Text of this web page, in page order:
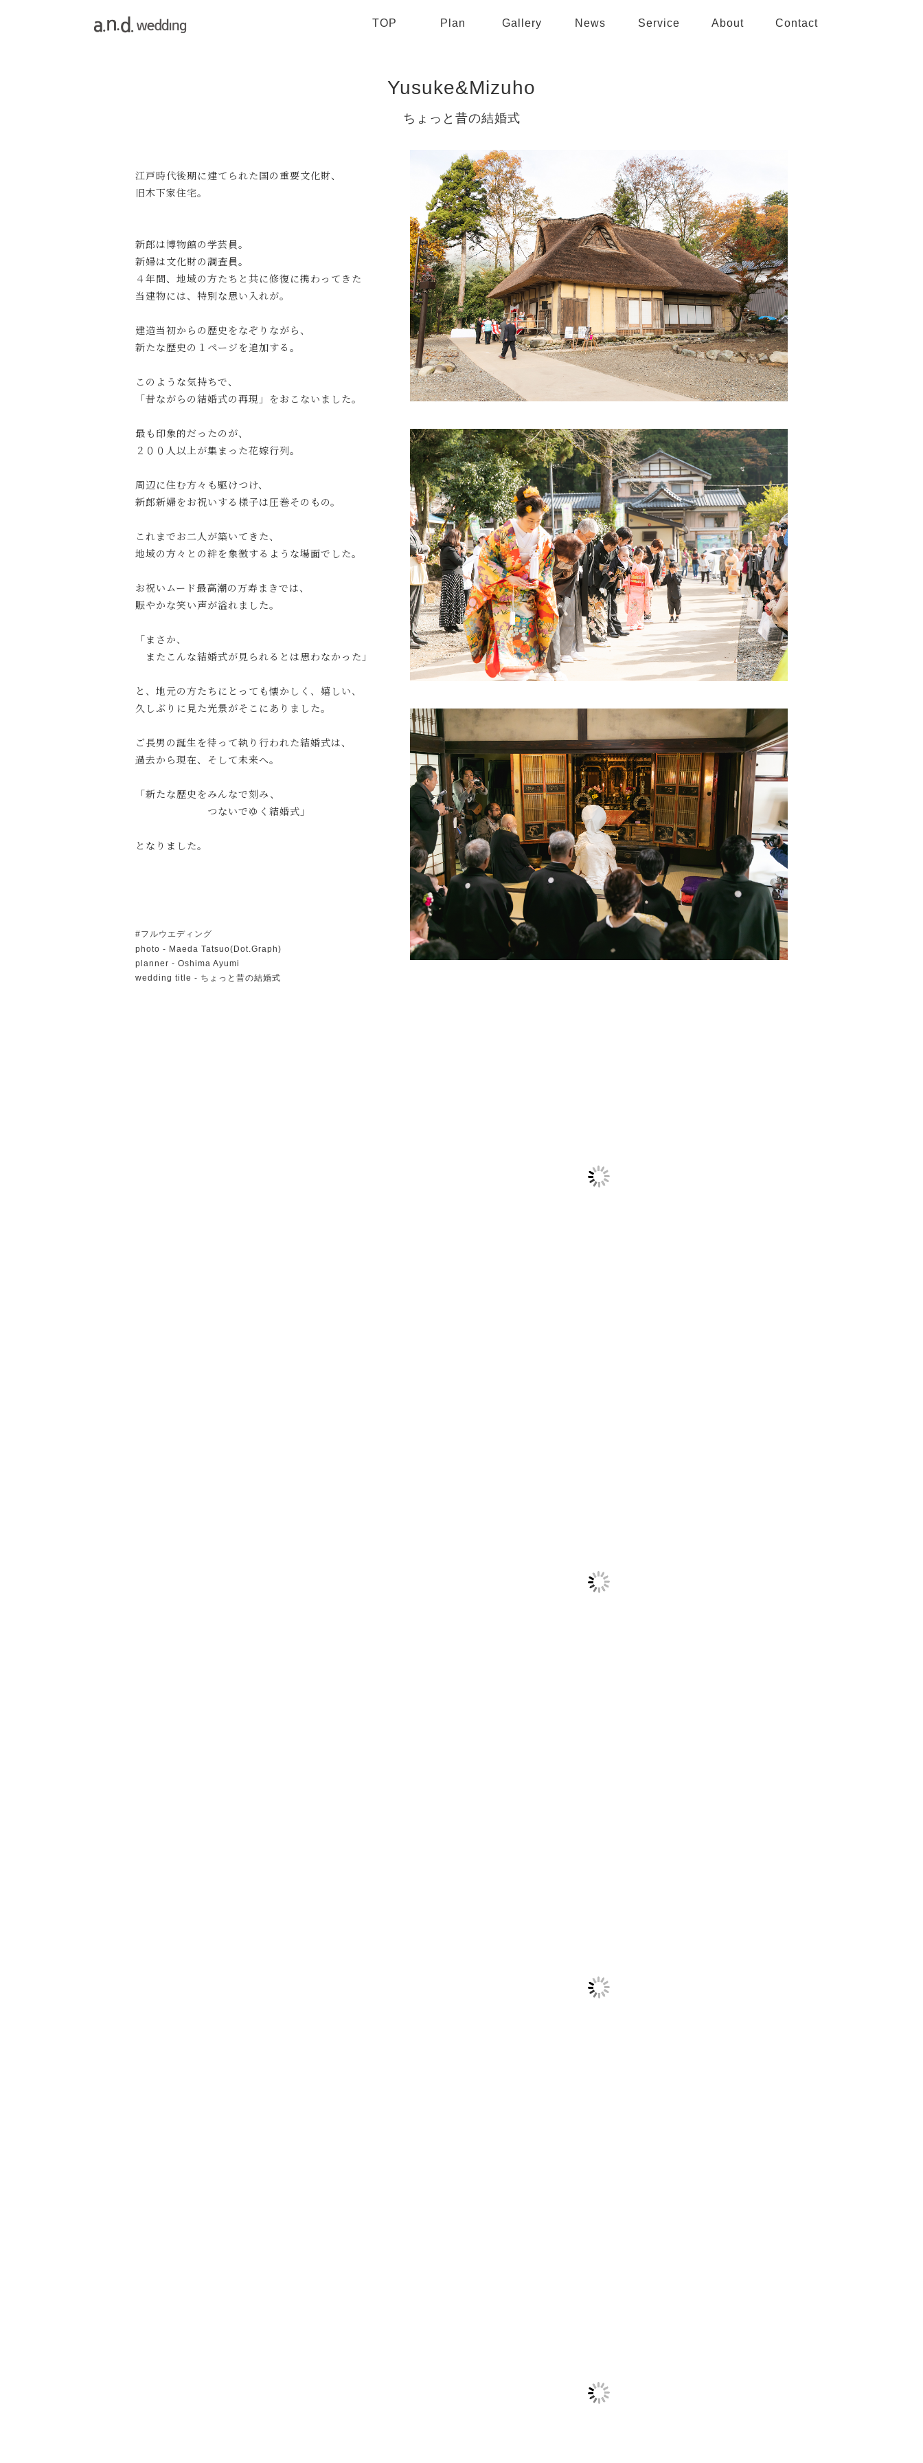
TOP Plan Gallery News Service About Contact
Yusuke&Mizuho
ちょっと昔の結婚式
江戸時代後期に建てられた国の重要文化財、
旧木下家住宅。
新郎は博物館の学芸員。
新婦は文化財の調査員。
４年間、地域の方たちと共に修復に携わってきた
当建物には、特別な思い入れが。
建造当初からの歴史をなぞりながら、
新たな歴史の１ページを追加する。
このような気持ちで、
「昔ながらの結婚式の再現」をおこないました。
最も印象的だったのが、
２００人以上が集まった花嫁行列。
周辺に住む方々も駆けつけ、
新郎新婦をお祝いする様子は圧巻そのもの。
これまでお二人が築いてきた、
地域の方々との絆を象徴するような場面でした。
お祝いムード最高潮の万寿まきでは、
賑やかな笑い声が溢れました。
「まさか、
またこんな結婚式が見られるとは思わなかった」
と、地元の方たちにとっても懐かしく、嬉しい、
久しぶりに見た光景がそこにありました。
ご長男の誕生を待って執り行われた結婚式は、
過去から現在、そして未来へ。
「新たな歴史をみんなで刻み、
つないでゆく結婚式」
となりました。
#フルウエディング
photo - Maeda Tatsuo(Dot.Graph)
planner - Oshima Ayumi
wedding title - ちょっと昔の結婚式